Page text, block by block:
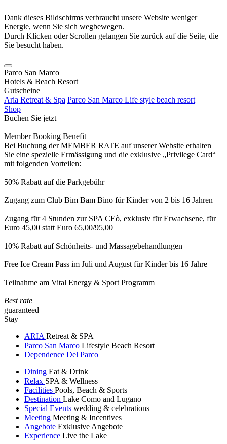
Dank dieses Bildschirms verbraucht unsere Website weniger
Energie, wenn Sie sich wegbewegen.
Durch Klicken oder Scrollen gelangen Sie zurück auf die Seite, die
Sie besucht haben.
Parco San Marco
Hotels & Beach Resort
Gutscheine
Aria Retreat & Spa Parco San Marco Life style beach resort
Shop
Buchen Sie jetzt
Member Booking Benefit
Bei Buchung der MEMBER RATE auf unserer Website erhalten
Sie eine spezielle Ermässigung und die exklusive „Privilege Card“
mit folgenden Vorteilen:
50% Rabatt auf die Parkgebühr
Zugang zum Club Bim Bam Bino für Kinder von 2 bis 16 Jahren
Zugang für 4 Stunden zur SPA CEò, exklusiv für Erwachsene, für
Euro 45,00 statt Euro 65,00/95,00
10% Rabatt auf Schönheits- und Massagebehandlungen
Free Ice Cream Pass im Juli und August für Kinder bis 16 Jahre
Teilnahme am Vital Energy & Sport Programm
Best rate
guaranteed
Stay
ARIA Retreat & SPA
Parco San Marco Lifestyle Beach Resort
Dependence Del Parco
Dining Eat & Drink
Relax SPA & Wellness
Facilities Pools, Beach & Sports
Destination Lake Como and Lugano
Special Events wedding & celebrations
Meeting Meeting & Incentives
Angebote Exklusive Angebote
Experience Live the Lake